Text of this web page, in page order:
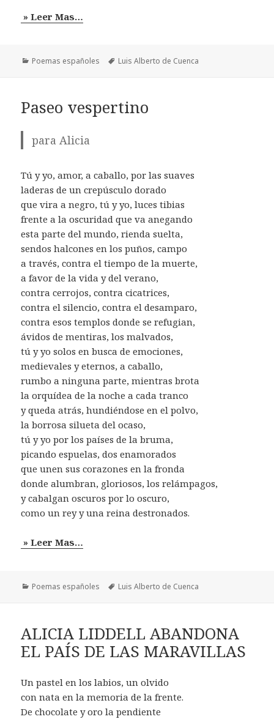
» Leer Mas…
Categorías
Poemas españoles Etiquetas
Luis Alberto de Cuenca
Paseo vespertino
para Alicia
Tú y yo, amor, a caballo, por las suaves
laderas de un crepúsculo dorado
que vira a negro, tú y yo, luces tibias
frente a la oscuridad que va anegando
esta parte del mundo, rienda suelta,
sendos halcones en los puños, campo
a través, contra el tiempo de la muerte,
a favor de la vida y del verano,
contra cerrojos, contra cicatrices,
contra el silencio, contra el desamparo,
contra esos templos donde se refugian,
ávidos de mentiras, los malvados,
tú y yo solos en busca de emociones,
medievales y eternos, a caballo,
rumbo a ninguna parte, mientras brota
la orquídea de la noche a cada tranco
y queda atrás, hundiéndose en el polvo,
la borrosa silueta del ocaso,
tú y yo por los países de la bruma,
picando espuelas, dos enamorados
que unen sus corazones en la fronda
donde alumbran, gloriosos, los relámpagos,
y cabalgan oscuros por lo oscuro,
como un rey y una reina destronados.
» Leer Mas…
Categorías
Poemas españoles Etiquetas
Luis Alberto de Cuenca
ALICIA LIDDELL ABANDONA
EL PAÍS DE LAS MARAVILLAS
Un pastel en los labios, un olvido
con nata en la memoria de la frente.
De chocolate y oro la pendiente